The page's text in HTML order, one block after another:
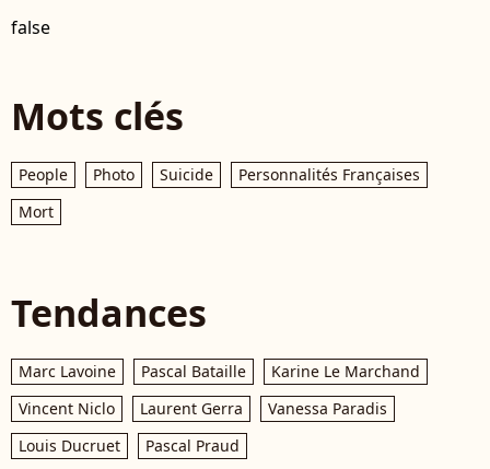
false
Mots clés
People Photo Suicide
Personnalités Françaises
Mort
Tendances
Marc Lavoine Pascal Bataille
Karine Le Marchand
Vincent Niclo
Laurent Gerra
Vanessa Paradis
Louis Ducruet
Pascal Praud